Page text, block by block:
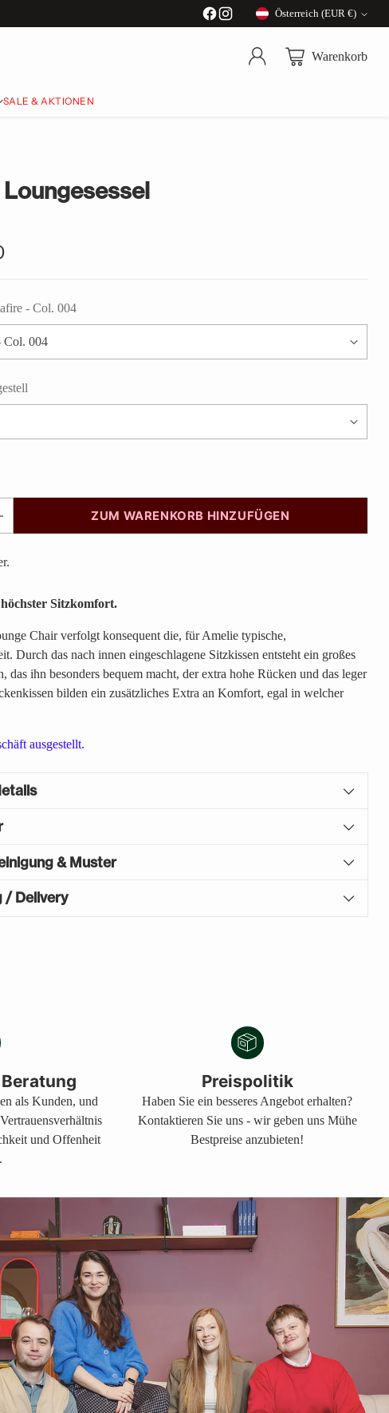
Währung
Österreich (EUR €)
Warenkorb
SALE & AKTIONEN
- Col. 004
ZUM WARENKORB HINZUFÜGEN
Sitzkomfort.
Chair verfolgt konsequent die, für Amelie typische,
Durch das nach innen eingeschlagene Sitzkissen entsteht ein großes
das ihn besonders bequem macht, der extra hohe Rücken und das leger
bilden ein zusätzliches Extra an Komfort, egal in welcher
ausgestellt.
& Muster
/ Delivery
als Kunden, und
und Offenheit
Preispolitik
Haben Sie ein besseres Angebot erhalten?
Kontaktieren Sie uns - wir geben uns Mühe
Bestpreise anzubieten!